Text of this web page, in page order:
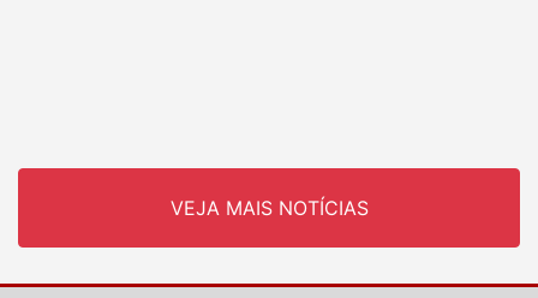
VEJA MAIS NOTÍCIAS